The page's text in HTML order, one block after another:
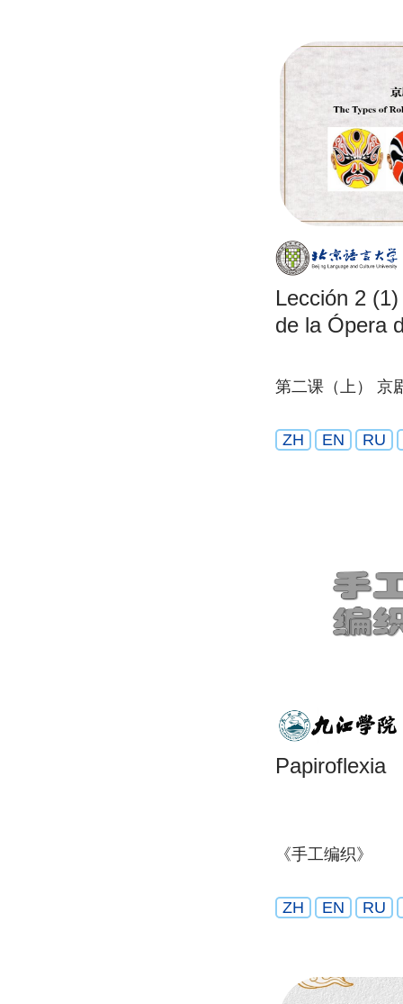
Lección 2
de la Ópera
第二课（上） 京
ZH EN RU
Papiroflexia
《手工编织》
ZH EN RU